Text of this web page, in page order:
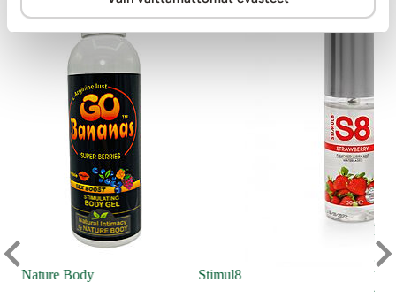
Nature Body Stimul8
X